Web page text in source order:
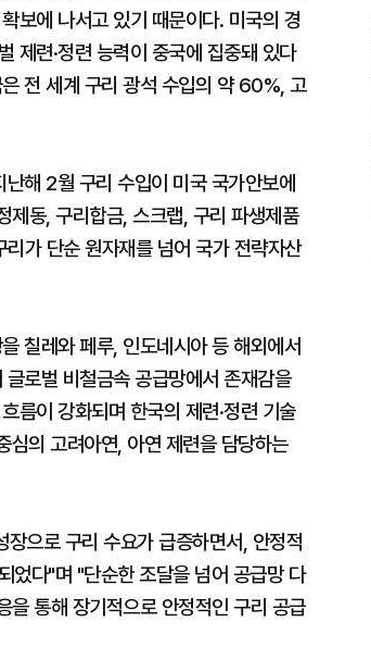
보에 나서고 있기 때문이다. 미국의 경
제련·정련 능력이 중국에 집중돼 있다
전 세계 구리 광석 수입의 약 60%, 고
해 2월 구리 수입이 미국 국가안보에
제동, 구리합금, 스크랩, 구리 파생제품
가 단순 원자재를 넘어 국가 전략자산
칠레와 페루, 인도네시아 등 해외에서
로벌 비철금속 공급망에서 존재감을
름이 강화되며 한국의 제련·정련 기술
심의 고려아연, 아연 제련을 담당하는
으로 구리 수요가 급증하면서, 안정적
었다"며 "단순한 조달을 넘어 공급망 다
을 통해 장기적으로 안정적인 구리 공급